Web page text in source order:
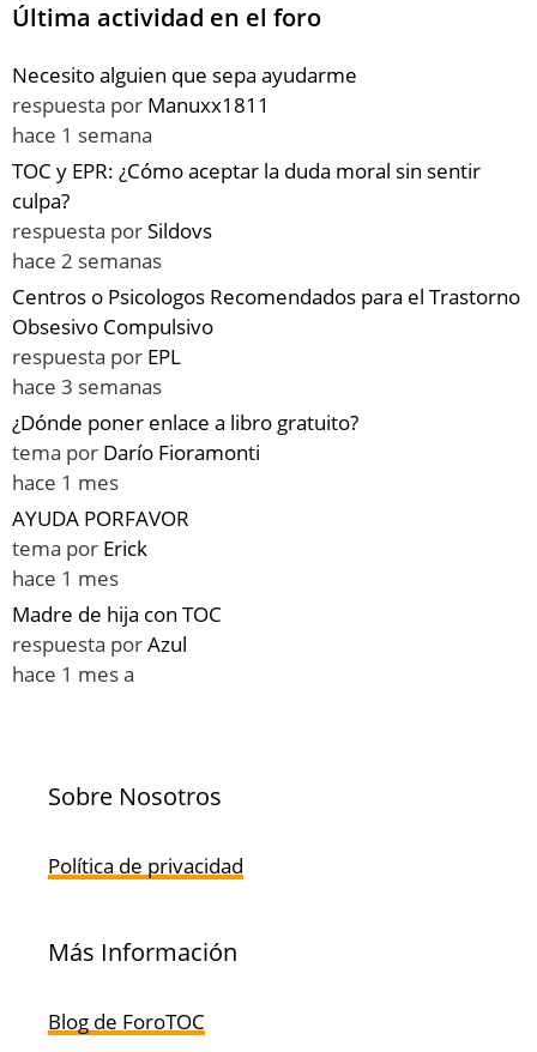
Última actividad en el foro
Necesito alguien que sepa ayudarme
respuesta por Manuxx1811
hace 1 semana
TOC y EPR: ¿Cómo aceptar la duda moral sin sentir
culpa?
respuesta porSildovs
hace 2 semanas
Centros o Psicologos Recomendados para el Trastorno
Obsesivo Compulsivo
respuesta por EPL
hace 3 semanas
¿Dónde poner enlace a libro gratuito?
tema por Darío Fioramonti
hace 1 mes
AYUDA PORFAVOR
tema por Erick
hace 1 mes
Madre de hija con TOC
respuesta porAzul
hace 1 mes a
Sobre Nosotros
Política de privacidad
Más Información
Blog de ForoTOC